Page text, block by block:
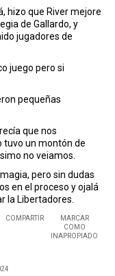
hizo que River mejore
de Gallardo, y
jugadores de
juego pero si
pequeñas
que nos
tuvo un montón de
no veiamos.
pero sin dudas
en el proceso y ojalá
la Libertadores.
COMPARTIR
MARCAR
COMO
INAPROPIADO